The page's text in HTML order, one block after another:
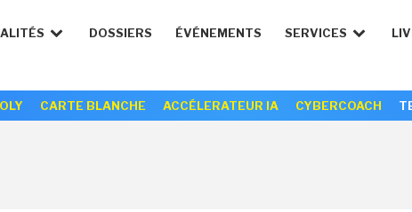
DOSSIERS ÉVÉNEMENTS SERVICES
CARTE BLANCHE ACCÉLERATEUR IA CYBERCOACH